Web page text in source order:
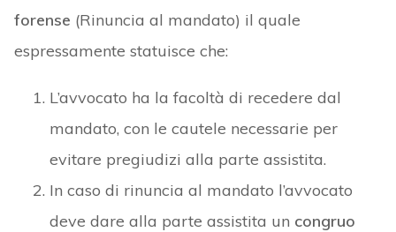
forense (Rinuncia al mandato) il quale
espressamente statuisce che:
L’avvocato ha la facoltà di recedere dal
mandato, con le cautele necessarie per
evitare pregiudizi alla parte assistita.
In caso di rinuncia al mandato l’avvocato
deve dare alla parte assistita un congruo